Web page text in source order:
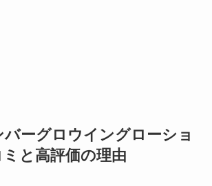
ーグロウイングローショ
と高評価の理由